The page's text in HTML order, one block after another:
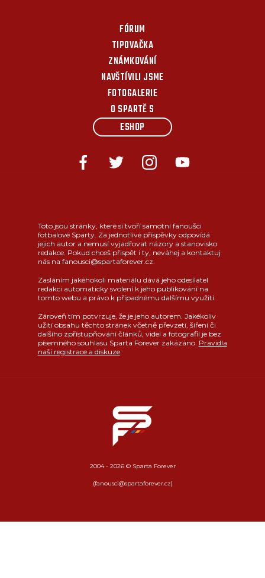
FÓRUM
TIPOVAČKA
ZNÁMKOVÁNÍ
NAVŠTÍVILI JSME
FOTOGALERIE
O SPARTĚ S
ESHOP
Toto jsou stránky, které si tvoří samotní fanoušci
fotbalové Sparty. Za jednotlivé příspěvky odpovídá
jejich autor a nemusí vyjadřovat názory a stanovisko
redakce. Pokud chceš přispět i ty, neváhej a kontaktuj
nás na fanousci@spartaforever.cz.
Zasláním jakéhokoli materiálu dává jeho odesílatel
redakci automaticky svolení k jeho publikování na
tomto webu a právo k případnému dalšímu využití.
Zároveň tím potvrzuje, že je jeho autorem. Jakékoliv
užití obsahu těchto stránek včetně převzetí, šíření či
dalšího zpřístupňování článků, videí a fotografií je bez
písemného souhlasu Sparta Forever zakázáno. Pravidla
naší registrace a diskuze.
2004 - 2026 © Sparta Forever
(fanousci@spartaforever.cz)